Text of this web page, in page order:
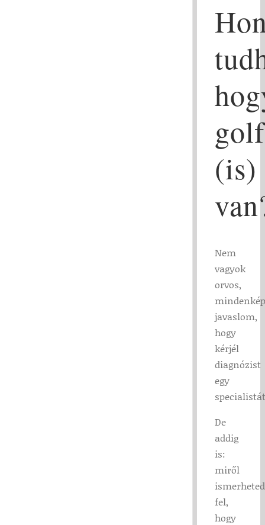
(is)
Nem
vagyok
orvos,
javaslom,
hogy
kérjél
diagnózist
egy
De
addig
is:
miről
ismerheted
fel,
hogy